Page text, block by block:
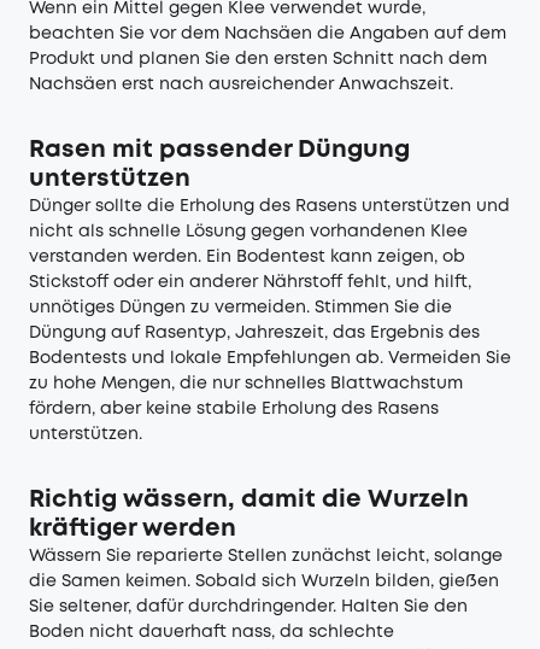
Wenn ein Mittel gegen Klee verwendet wurde,
beachten Sie vor dem Nachsäen die Angaben auf dem
Produkt und planen Sie den ersten Schnitt nach dem
Nachsäen erst nach ausreichender Anwachszeit.
Rasen mit passender Düngung
unterstützen
Dünger sollte die Erholung des Rasens unterstützen und
nicht als schnelle Lösung gegen vorhandenen Klee
verstanden werden. Ein Bodentest kann zeigen, ob
Stickstoff oder ein anderer Nährstoff fehlt, und hilft,
unnötiges Düngen zu vermeiden. Stimmen Sie die
Düngung auf Rasentyp, Jahreszeit, das Ergebnis des
Bodentests und lokale Empfehlungen ab. Vermeiden Sie
zu hohe Mengen, die nur schnelles Blattwachstum
fördern, aber keine stabile Erholung des Rasens
unterstützen.
Richtig wässern, damit die Wurzeln
kräftiger werden
Wässern Sie reparierte Stellen zunächst leicht, solange
die Samen keimen. Sobald sich Wurzeln bilden, gießen
Sie seltener, dafür durchdringender. Halten Sie den
Boden nicht dauerhaft nass, da schlechte